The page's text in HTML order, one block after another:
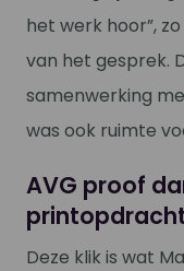
het werk hoor”,
van het gesprek.
samenwerking
was ook ruimte
AVG proof
Deze klik is wat